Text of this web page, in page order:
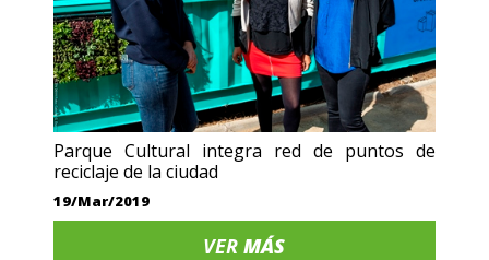
Parque Cultural integra red de puntos de
reciclaje de la ciudad
19/Mar/2019
VERMÁS